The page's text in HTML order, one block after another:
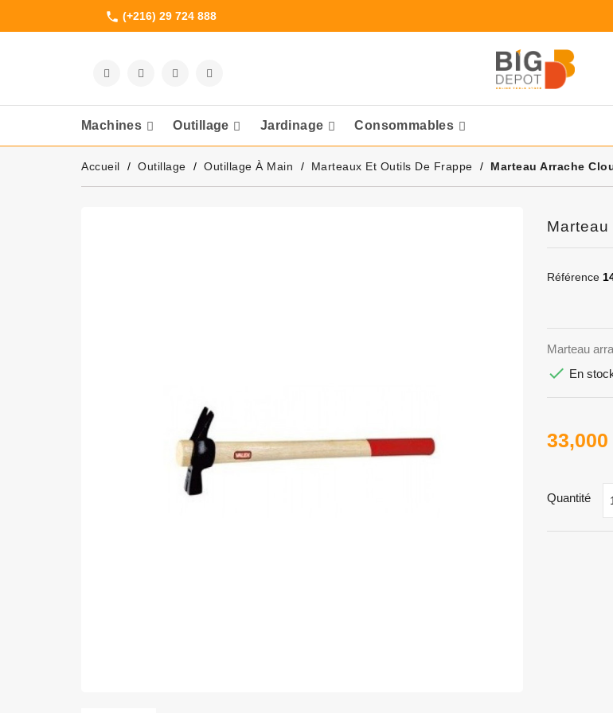
phone (+216) 29 724 888
Machines Outillage Jardinage Consommables
Accueil Outillage Outillage À Main Marteaux Et Outils De Frappe Marteau Arrache
Référence
Marteau
 En
33,000
Quantité